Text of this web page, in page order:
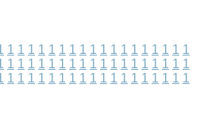
1 1 1 1 1 1 1 1 1 1 1 1 1 1 1 1 1 1
1 1 1 1 1 1 1 1 1 1 1 1 1 1 1 1 1 1
1 1 1 1 1 1 1 1 1 1 1 1 1 1 1 1 1 1